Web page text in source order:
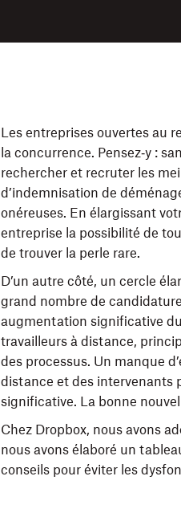
Les entreprises ouvertes au
la concurrence. Pensez‑y :
rechercher et recruter les
d’indemnisation de
onéreuses. En élargissant
entreprise la possibilité de
de trouver la perle rare.
D’un autre côté, un cercle
grand nombre de
augmentation significative
travailleurs à distance,
des processus. Un manque
distance et des intervenants
significative. La bonne
Chez Dropbox, nous avons
nous avons élaboré un
conseils pour éviter les